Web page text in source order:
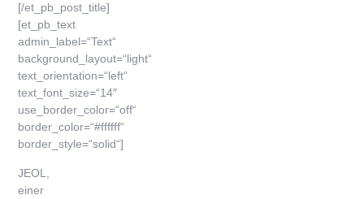
[/et_pb_post_title]
[et_pb_text
admin_label=“Text“
background_layout=“light“
text_orientation=“left“
text_font_size=“14″
use_border_color=“off“
border_color=“#ffffff“
border_style=“solid“]
JEOL,
einer